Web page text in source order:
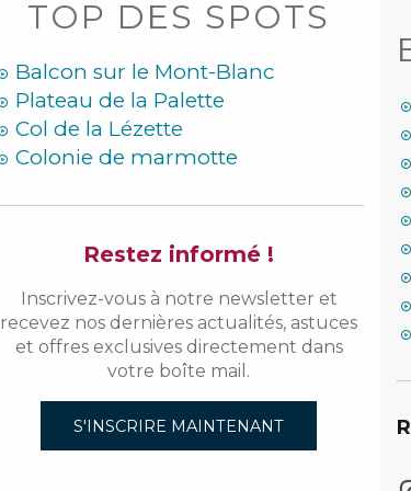
TOP DES SPOTS
Balcon sur le Mont-Blanc
Plateau de la Palette
Col de la Lézette
Colonie de marmotte
Restez informé !
Inscrivez-vous à notre newsletter et
recevez nos dernières actualités, astuces
et offres exclusives directement dans
votre boîte mail.
S'INSCRIRE MAINTENANT